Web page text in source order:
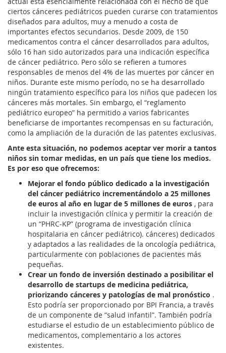
ciertos cánceres pediátricos pueden curarse con tratamientos
diseñados para adultos, muy a menudo a costa de
importantes efectos secundarios. Desde 2009, de 150
medicamentos contra el cáncer desarrollados para adultos,
sólo 16 han sido autorizados para una indicación específica
de cáncer pediátrico. Pero sólo se refieren a tumores
responsables de menos del 4% de las muertes por cáncer en
niños. Durante este mismo período, no se ha desarrollado
ningún tratamiento específico para los niños que padecen los
cánceres más mortales. Sin embargo, el “reglamento
pediátrico europeo” ha permitido a varios fabricantes
beneficiarse de importantes recompensas en su facturación,
como la ampliación de la duración de las patentes exclusivas.
Ante esta situación, no podemos aceptar ver morir a tantos
niños sin tomar medidas, en un país que tiene los medios.
Es por eso que ofrecemos:
Mejorar el fondo público dedicado a la investigación
del cáncer pediátrico incrementándolo a 25 millones
de euros al año en lugar de 5 millones de euros , para
incluir la investigación clínica y permitir la creación de
un “PHRC-KP” (programa de investigación clínica
hospitalaria en cáncer pediátrico). cánceres) dedicados
y adaptados a las realidades de la oncología pediátrica,
particularmente con poblaciones de pacientes más
pequeñas.
Crear un fondo de inversión destinado a posibilitar el
desarrollo de startups de medicina pediátrica,
priorizando cánceres y patologías de mal pronóstico .
Esto podría ser proporcionado por BPI Francia, a través
de un componente de “salud infantil”. También podría
estudiarse el estudio de un establecimiento público de
medicamentos, complementario a los actores
existentes.